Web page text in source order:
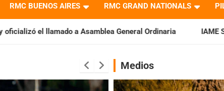
RMC BUENOS AIRES RMC GRAND NATIONALS
Asamblea General Ordinaria IAME SERIES ARGENTINA:
Medios